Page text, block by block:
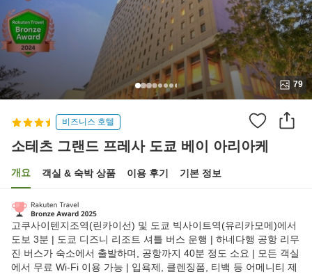
79
비즈니스 호텔
소테츠 그랜드 프레사 도쿄 베이 아리아케
개요 객실 & 숙박 상품 이용 후기 기본 정보
고쿠사이텐지조역(린카이선) 및 도쿄 빅사이트역(유리카모메)에서
도보 3분 | 도쿄 디즈니 리조트 셔틀 버스 운행 | 하네다행 공항 리무
진 버스가 숙소에서 출발하며, 공항까지 40분 정도 소요 | 모든 객실
에서 무료 Wi-Fi 이용 가능 | 입욕제, 클렌징폼, 티백 등 어메니티 제